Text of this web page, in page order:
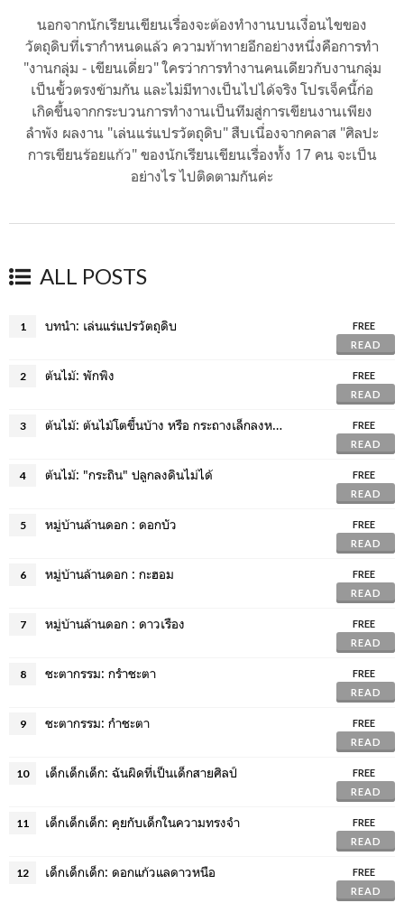
นอกจากนักเรียนเขียนเรื่องจะต้องทำงานบนเงื่อนไขของ
วัตถุดิบที่เรากำหนดแล้ว ความท้าทายอีกอย่างหนึ่งคือการทำ
"งานกลุ่ม - เขียนเดี่ยว" ใครว่าการทำงานคนเดียวกับงานกลุ่ม
เป็นขั้วตรงข้ามกัน และไม่มีทางเป็นไปได้จริง โปรเจ็คนี้ก่อ
เกิดขึ้นจากกระบวนการทำงานเป็นทีมสู่การเขียนงานเพียง
ลำพัง ผลงาน "เล่นแร่แปรวัตถุดิบ" สืบเนื่องจากคลาส "ศิลปะ
การเขียนร้อยแก้ว" ของนักเรียนเขียนเรื่องทั้ง 17 คน จะเป็น
อย่างไร ไปติดตามกันค่ะ
ALL POSTS
1 บทนำ: เล่นแร่แปรวัตถุดิบ
FREE
READ
2 ต้นไม้: พักพิง
FREE
READ
3 ต้นไม้: ต้นไม้โตขึ้นบ้าง หรือ กระถางเล็กลงหน่อย
FREE
READ
4 ต้นไม้: "กระถิน" ปลูกลงดินไม่ได้
FREE
READ
5 หมู่บ้านล้านดอก : ดอกบัว
FREE
READ
6 หมู่บ้านล้านดอก : กะฮอม
FREE
READ
7 หมู่บ้านล้านดอก : ดาวเรือง
FREE
READ
8 ชะตากรรม: กรำชะตา
FREE
READ
9 ชะตากรรม: กำชะตา
FREE
READ
10 เด็กเด็กเด็ก: ฉันผิดที่เป็นเด็กสายศิลป์
FREE
READ
11 เด็กเด็กเด็ก: คุยกับเด็กในความทรงจำ
FREE
READ
12 เด็กเด็กเด็ก: ดอกแก้วแลดาวหนือ
FREE
READ